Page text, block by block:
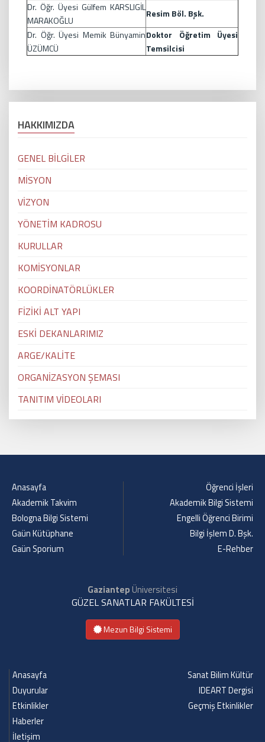
Dr. Öğr. Üyesi Gülfem KARSLIGİL
MARAKOĞLU
Resim Böl. Bşk.
Dr. Öğr. Üyesi Memik Bünyamin
ÜZÜMCÜ
Doktor Öğretim Üyesi
Temsilcisi
HAKKIMIZDA
GENEL BİLGİLER
MİSYON
VİZYON
YÖNETİM KADROSU
KURULLAR
KOMİSYONLAR
KOORDİNATÖRLÜKLER
FİZİKİ ALT YAPI
ESKİ DEKANLARIMIZ
ARGE/KALİTE
ORGANİZASYON ŞEMASI
TANITIM VİDEOLARI
Anasayfa
Akademik Takvim
Bologna Bilgi Sistemi
Gaün Kütüphane
Gaün Sporium
Öğrenci İşleri
Akademik Bilgi Sistemi
Engelli Öğrenci Birimi
Bilgi İşlem D. Bşk.
E-Rehber
GaziantepÜniversitesi
GÜZEL SANATLAR FAKÜLTESİ
Mezun Bilgi Sistemi
Anasayfa
Duyurular
Etkinlikler
Haberler
İletişim
Sanat Bilim Kültür
IDEART Dergisi
Geçmiş Etkinlikler